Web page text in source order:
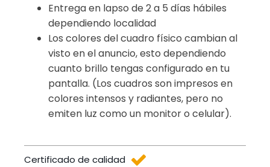
Entrega en lapso de 2 a 5 días hábiles
dependiendo localidad
Los colores del cuadro físico cambian al
visto en el anuncio, esto dependiendo
cuanto brillo tengas configurado en tu
pantalla. (Los cuadros son impresos en
colores intensos y radiantes, pero no
emiten luz como un monitor o celular).
Certificado de calidad